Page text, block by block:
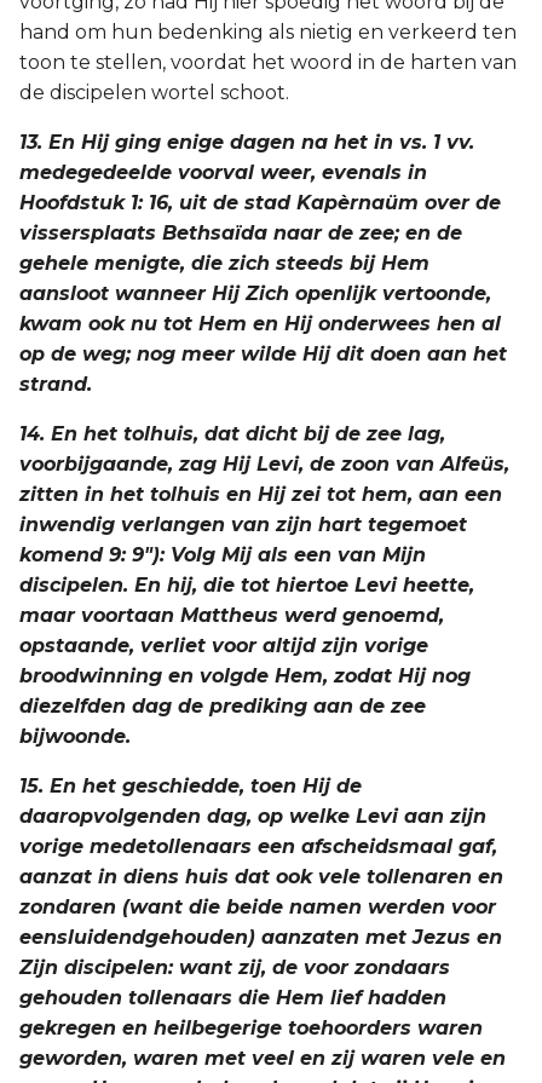
hand om hun bedenking als nietig en verkeerd ten
toon te stellen, voordat het woord in de harten van
de discipelen wortel schoot.
13. En Hij ging enige dagen na het in vs. 1 vv.
medegedeelde voorval weer, evenals in
Hoofdstuk 1: 16, uit de stad Kapèrnaüm over de
vissersplaats Bethsaïda naar de zee; en de
gehele menigte, die zich steeds bij Hem
aansloot wanneer Hij Zich openlijk vertoonde,
kwam ook nu tot Hem en Hij onderwees hen al
op de weg; nog meer wilde Hij dit doen aan het
strand.
14. En het tolhuis, dat dicht bij de zee lag,
voorbijgaande, zag Hij Levi, de zoon van Alfeüs,
zitten in het tolhuis en Hij zei tot hem, aan een
inwendig verlangen van zijn hart tegemoet
komend 9: 9"): Volg Mij als een van Mijn
discipelen. En hij, die tot hiertoe Levi heette,
maar voortaan Mattheus werd genoemd,
opstaande, verliet voor altijd zijn vorige
broodwinning en volgde Hem, zodat Hij nog
diezelfden dag de prediking aan de zee
bijwoonde.
15. En het geschiedde, toen Hij de
daaropvolgenden dag, op welke Levi aan zijn
vorige medetollenaars een afscheidsmaal gaf,
aanzat in diens huis dat ook vele tollenaren en
zondaren (want die beide namen werden voor
eensluidendgehouden) aanzaten met Jezus en
Zijn discipelen: want zij, de voor zondaars
gehouden tollenaars die Hem lief hadden
gekregen en heilbegerige toehoorders waren
geworden, waren met veel en zij waren vele en